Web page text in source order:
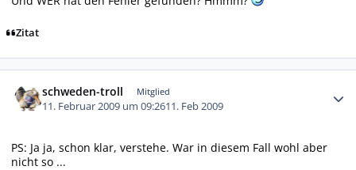
Zitat
schweden-troll Mitglied
11. Februar 2009 um 09:2611. Feb 2009
PS: Ja ja, schon klar, verstehe. War in diesem Fall wohl aber
nicht so ...